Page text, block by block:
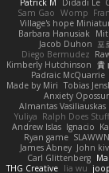
Patrick M
Didadi Le
Sam Gao Womp
Village's hope
Barbara Hanusiak
Jacob Duhon 포
Diego Bermudez
Kimberly Hutchinson 貴
Padraic McQuarrie
Made by Miri Tobias
Anxiety
Almantas Vasiliauskas
Yuliya Ralph Does Stuff
Andrew Islas Ignacio
Ryan game
James Abney John
Carl Glittenberg
THG Creative lia wu